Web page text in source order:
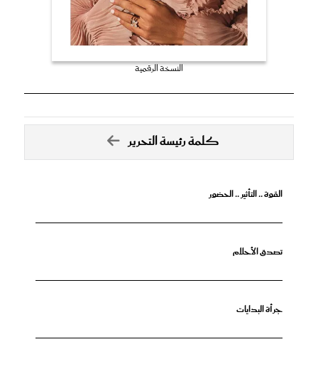
النسخة الرقمية
كلمة رئيسة التحرير
القوة .. التأثير .. الحضور
تصدق الأحلام
جرأة البدايات